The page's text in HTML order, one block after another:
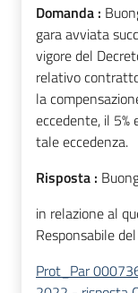
Domanda :
gara avviata
vigore del
relativo
la
eccedente, il 5%
tale eccedenza.
Risposta :
in relazione al
Responsabile
Prot_Par